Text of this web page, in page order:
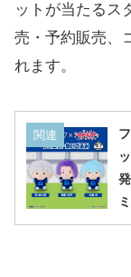
ットが当たるス
売・予約販売、
れます。
関連